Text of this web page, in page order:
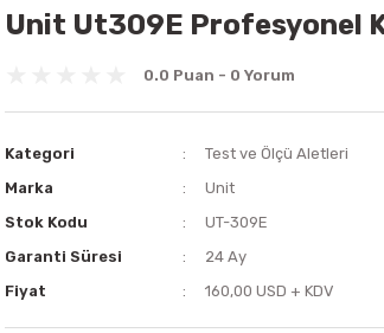
Unit Ut309E Profesyonel
0.0 Puan - 0 Yorum
Kategori
Test ve Ölçü Aletleri
Marka
Unit
Stok Kodu
UT-309E
Garanti Süresi
24 Ay
Fiyat
160,00 USD + KDV